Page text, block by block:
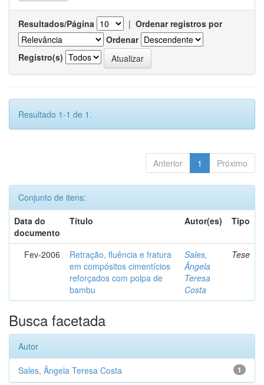
Resultados/Página | Ordenar registros por
Ordenar
Registro(s)
Resultado 1-1 de 1.
Anterior 1 Próximo
Conjunto de itens:
Data do
documento
Título Autor(es) Tipo
Fev-2006
Retração, fluência e fratura
em compósitos cimentícios
reforçados com polpa de
bambu
Sales,
Ângela
Teresa
Costa
Tese
Busca facetada
Autor
1
Sales, Ângela Teresa Costa